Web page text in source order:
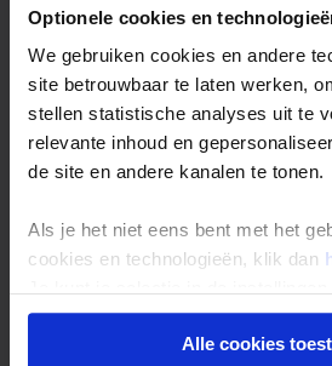
Optionele cookies en
We gebruiken cookies en andere
site betrouwbaar te laten werken,
stellen statistische analyses uit te
relevante inhoud en
de site en andere kanalen te tonen.
Als je het niet eens bent met het
cookies en technologieën, klik dan
onder aan de pagina op elk
toekomst wijzigen.Alle cookies
Nederlandse reizen)
reis- en annuleringsverzekering
Extra
Zakgeld: € 650,- p.p. per reis
Eenpersoonskamer vanaf: € 525,-
Let op!
Nieuwjaar hebben de meeste
in het restaurant. Dit diner moet
betaald.